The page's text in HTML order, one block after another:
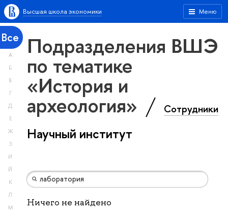
Меню
Высшая школа экономики
Все
А
Б
В
Г
Д
Е
Ж
З
И
Й
К
Л
М
Подразделения ВШЭ
по тематике
«История и
археология» Сотрудники
Научный институт
Ничего не найдено